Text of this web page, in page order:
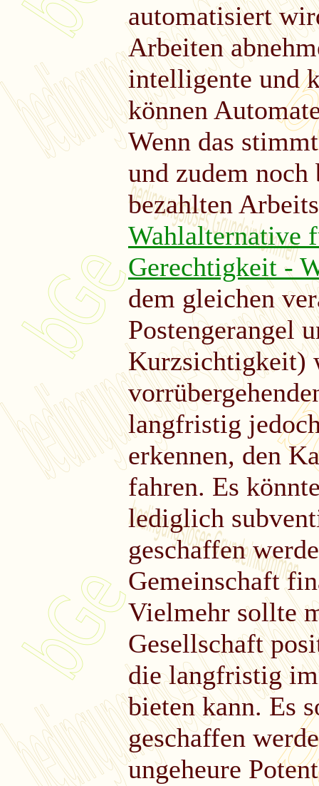
automatisiert
Arbeiten
intelligente und
können
Wenn das
und zudem
bezahlten
Wahlalternative
Gerechtigkeit -
dem gleichen
Postengerangel
Kurzsichtigkeit)
langfristig
erkennen, den
fahren. Es
lediglich
geschaffen
Gemeinschaft
Vielmehr sollte
Gesellschaft
die langfristig
bieten kann. Es
geschaffen
ungeheure